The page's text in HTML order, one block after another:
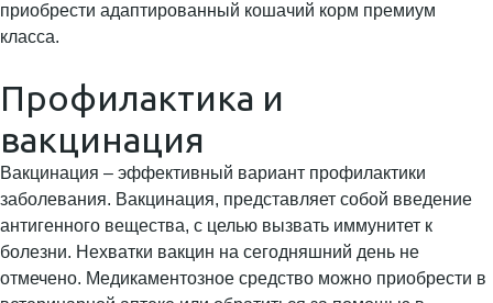
приобрести адаптированный кошачий корм премиум
класса.
Профилактика и
вакцинация
Вакцинация – эффективный вариант профилактики
заболевания. Вакцинация, представляет собой введение
антигенного вещества, с целью вызвать иммунитет к
болезни. Нехватки вакцин на сегодняшний день не
отмечено. Медикаментозное средство можно приобрести в